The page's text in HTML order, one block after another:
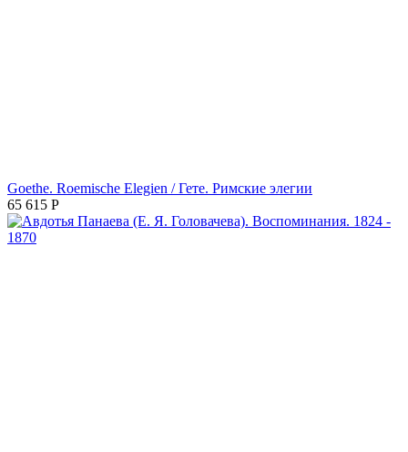
Goethe. Roemische Elegien / Гете. Римские элегии
65 615 Р